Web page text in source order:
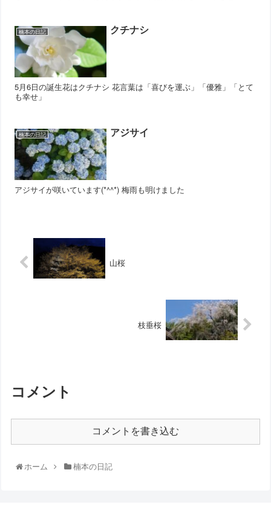
楠本の日記 クチナシ
5月6日の誕生花はクチナシ 花言葉は「喜びを運ぶ」「優雅」「とて
も幸せ」
楠本の日記 アジサイ
アジサイが咲いています(*^^*) 梅雨も明けました
山桜
枝垂桜
コメント
コメントを書き込む
ホーム 楠本の日記